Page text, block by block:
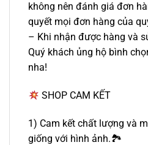
không nên đánh giá đơn
quyết mọi đơn hàng của
– Khi nhận được hàng và
Quý khách ủng hộ bình
nha!
SHOP CAM KẾT
1) Cam kết chất lượng và
giống với hình ảnh.🏞